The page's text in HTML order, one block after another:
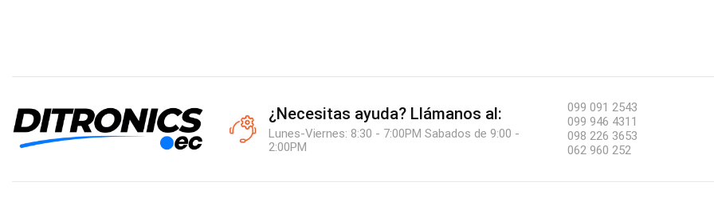
¿Necesitas ayuda? Llámanos al:
Lunes-Viernes: 8:30 - 7:00PM Sabados de 9:00 -
2:00PM
099 091 2543
099 946 4311
098 226 3653
062 960 252